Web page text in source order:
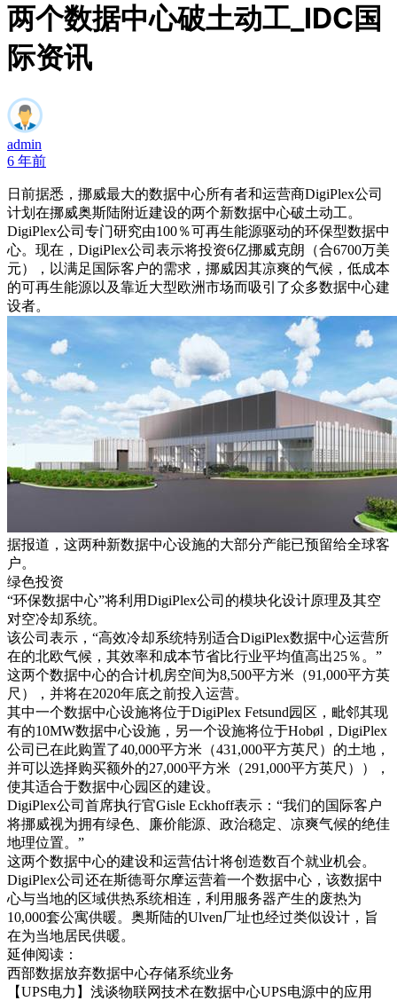
两个数据中心破土动工_IDC国
际资讯
admin
6 年前
日前据悉，挪威最大的数据中心所有者和运营商DigiPlex公司
计划在挪威奥斯陆附近建设的两个新数据中心破土动工。
DigiPlex公司专门研究由100％可再生能源驱动的环保型数据中
心。现在，DigiPlex公司表示将投资6亿挪威克朗（合6700万美
元），以满足国际客户的需求，挪威因其凉爽的气候，低成本
的可再生能源以及靠近大型欧洲市场而吸引了众多数据中心建
设者。
据报道，这两种新数据中心设施的大部分产能已预留给全球客
户。
绿色投资
“环保数据中心”将利用DigiPlex公司的模块化设计原理及其空
对空冷却系统。
该公司表示，“高效冷却系统特别适合DigiPlex数据中心运营所
在的北欧气候，其效率和成本节省比行业平均值高出25％。”
这两个数据中心的合计机房空间为8,500平方米（91,000平方英
尺），并将在2020年底之前投入运营。
其中一个数据中心设施将位于DigiPlex Fetsund园区，毗邻其现
有的10MW数据中心设施，另一个设施将位于Hobøl，DigiPlex
公司已在此购置了40,000平方米（431,000平方英尺）的土地，
并可以选择购买额外的27,000平方米（291,000平方英尺）），
使其适合于数据中心园区的建设。
DigiPlex公司首席执行官Gisle Eckhoff表示：“我们的国际客户
将挪威视为拥有绿色、廉价能源、政治稳定、凉爽气候的绝佳
地理位置。”
这两个数据中心的建设和运营估计将创造数百个就业机会。
DigiPlex公司还在斯德哥尔摩运营着一个数据中心，该数据中
心与当地的区域供热系统相连，利用服务器产生的废热为
10,000套公寓供暖。奥斯陆的Ulven厂址也经过类似设计，旨
在为当地居民供暖。
延伸阅读：
西部数据放弃数据中心存储系统业务
【UPS电力】浅谈物联网技术在数据中心UPS电源中的应用